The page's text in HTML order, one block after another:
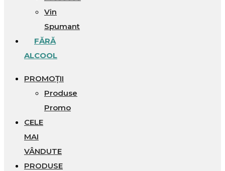
Vin
Spumant
FĂRĂ
ALCOOL
PROMOȚII
Produse
Promo
CELE
MAI
VÂNDUTE
PRODUSE